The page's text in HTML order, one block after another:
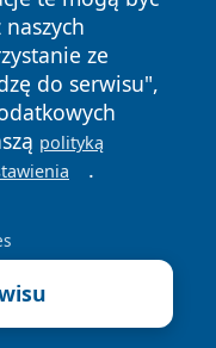
ze
do serwisu",
polityką
.
prawa zastrzeżone.
Polityka
Cookies